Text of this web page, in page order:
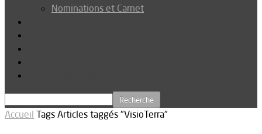
Nominations et Carnet
Accueil Tags Articles taggés "VisioTerra"